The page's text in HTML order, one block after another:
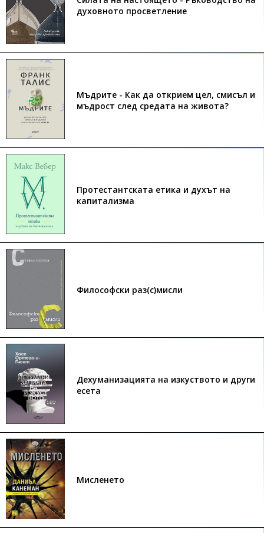
духовното просветление
Мъдрите - Как да открием цел, смисъл и
мъдрост след средата на живота?
Протестантската етика и духът на
капитализма
Философски раз(с)мисли
Дехуманизацията на изкуството и други
есета
Мисленето